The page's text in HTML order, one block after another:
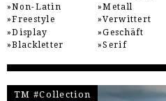
Non-Latin
Freestyle
Display
Blackletter
Metall
Verwittert
Geschäft
Serif
TM #Collection